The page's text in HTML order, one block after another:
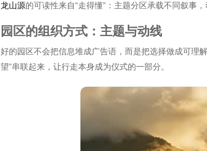
龙山源的可读性来自“走得懂”：主题分区承载不同叙事
园区的组织方式：主题与动线
好的园区不会把信息堆成广告语，而是把选择做成可
望”串联起来，让行走本身成为仪式的一部分。